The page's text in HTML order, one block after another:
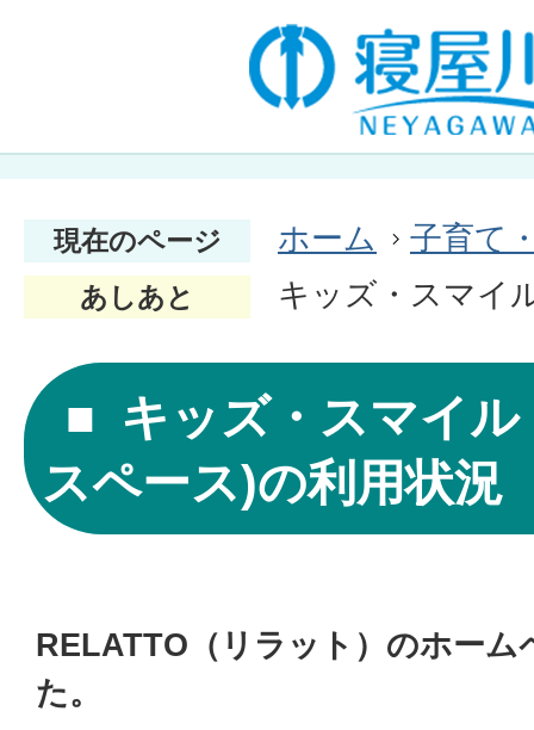
現在のページ ホーム 子育て
あしあと キッズ・スマイ
キッズ・スマイ
スペース)の利用状況
RELATTO（リラット）のホーム
た。